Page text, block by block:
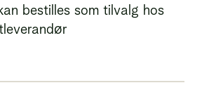
bestilles som tilvalg hos